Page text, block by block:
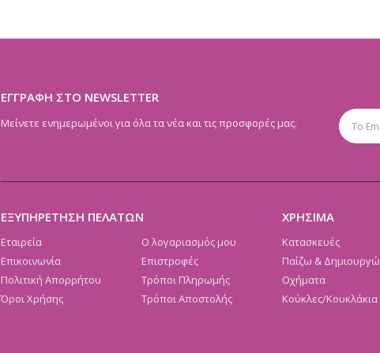
ΕΓΓΡΑΦΗ ΣΤΟ NEWSLETTER
Μείνετε ενημερωμένοι για όλα τα νέα και τις προσφορές μας.
ΕΞΥΠΗΡΕΤΗΣΗ ΠΕΛΑΤΩΝ
Εταιρεία
Επικοινωνία
Πολιτική Απορρήτου
Όροι Χρήσης
Ο λογαριασμός μου
Επιστροφές
Τρόποι Πληρωμής
Τρόποι Αποστολής
ΧΡΗΣΙΜΑ
Κατασκευές
Παίζω & Δημιουργώ
Οχήματα
Κούκλες/Κουκλάκια